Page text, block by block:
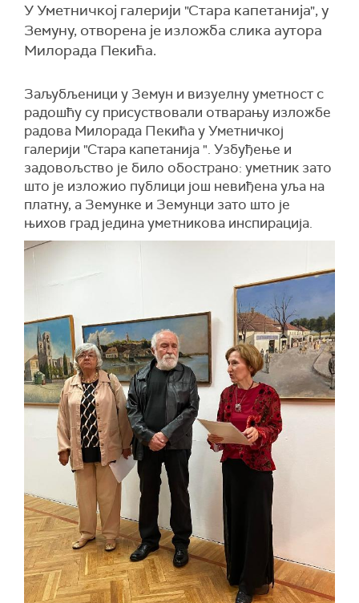
У Уметничкој галерији "Стара капетанија", у
Земуну, отворена је изложба слика аутора
Милорада Пекића.
Заљубљеници у Земун и визуелну уметност с
радошћу су присуствовали отварању изложбе
радова Милорада Пекића у Уметничкој
галерији "Стара капетанија ". Узбуђење и
задовољство је било обострано: уметник зато
што је изложио публици још невиђена уља на
платну, а Земунке и Земунци зато што је
њихов град једина уметникова инспирација.